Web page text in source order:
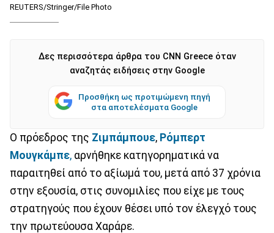
REUTERS/Stringer/File Photo
Δες περισσότερα άρθρα του CNN Greece όταν
αναζητάς ειδήσεις στην Google
Προσθήκη ως προτιμώμενη πηγή
στα αποτελέσματα Google
Ο πρόεδρος της Ζιμπάμπουε, Ρόμπερτ
Μουγκάμπε, αρνήθηκε κατηγορηματικά να
παραιτηθεί από το αξίωμά του, μετά από 37 χρόνια
στην εξουσία, στις συνομιλίες που είχε με τους
στρατηγούς που έχουν θέσει υπό τον έλεγχό τους
την πρωτεύουσα Χαράρε.